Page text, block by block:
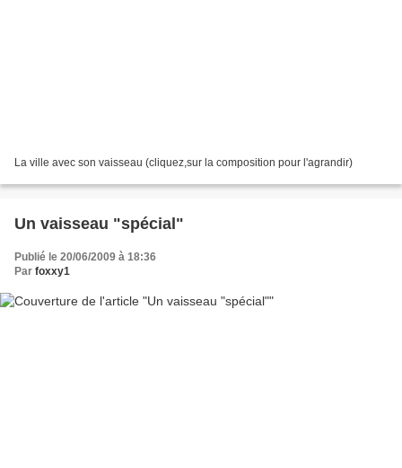
La ville avec son vaisseau (cliquez,sur la composition pour l'agrandir)
Un vaisseau "spécial"
Publié le 20/06/2009 à 18:36
Par foxxy1